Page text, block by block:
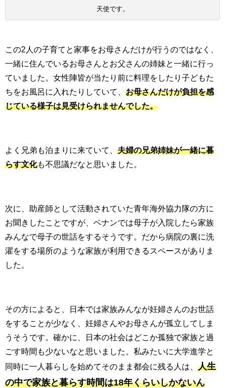
天使です。
この2 人の子育てと家事をお母さんだけが行うのではなく、
一緒に住んでいるお母さんとお父さんの姉妹と一緒に行っ
ていました。女性陣皆が当たり前に料理をしたり子どもた
ちをお風呂に入れたりしていて、 お母さんだけが負担を感
じている様子は見受けられませんでした。
よく兄弟も泊まりに来ていて、 夫婦の兄弟姉妹が一緒に暮
らす文化も不思議だなと思いました。
次に、助産師として活動されていた青年海外協力隊の方に
お聞きしたことですが、ベナンでは母子が入院したら家族
みんなで母子の世話をするそうです。だから病院の裏に洗
濯をする場所のような家族が利用できるスペースがありま
した。
その方によると、日本では家族みんなが妊婦さんのお世話
をすることが少なく、妊婦さんやお母さんが孤立してしま
うそうです。確かに、日本の社会はどこか孤独で家族と過
ごす時間も少ないなと思いました。私みたいに大学進学と
同時に一人暮らしを始めてそのまま都会に残る人は、 人生
の中で家族と暮らす時間は18年くらいしかないん